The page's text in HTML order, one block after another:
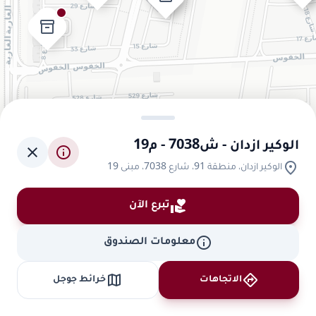
inventory_2
الوكير ازدان - ش7038 - م19
location_on الوكير ازدان، منطقة 91، شارع 7038، مبنى 19
info
close
volunteer_activismتبرع الآن
infoمعلومات الصندوق
directions الاتجاهات map خرائط جوجل